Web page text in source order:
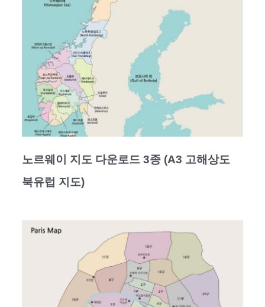
노르웨이 지도 다운로드 3종 (A3 고해상도
북유럽 지도)